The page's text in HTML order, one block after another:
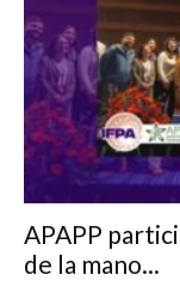
APAPP
de la mano...